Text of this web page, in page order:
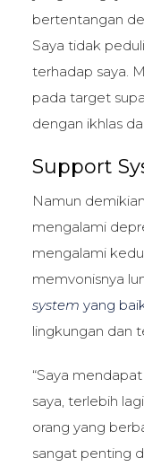
bertentangan
Saya tidak
terhadap saya.
pada target
dengan ikhlas
Support
Namun
mengalami
mengalami
memvonisnya
system yang
lingkungan dan
“Saya
saya, terlebih
orang yang
sangat penting